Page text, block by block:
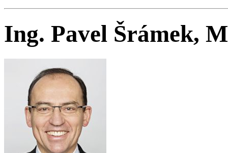
Ing. Pavel Šrámek,